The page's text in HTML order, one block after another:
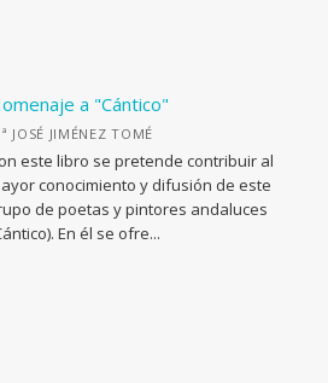
a "Cántico"
JOSÉ JIMÉNEZ TOMÉ
este libro se pretende contribuir al
conocimiento y difusión de este
de poetas y pintores andaluces
En él se ofre...